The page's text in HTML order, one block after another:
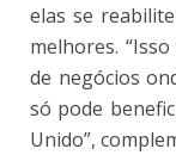
elas se
melhores.
de negócios
só pode
Unido”,